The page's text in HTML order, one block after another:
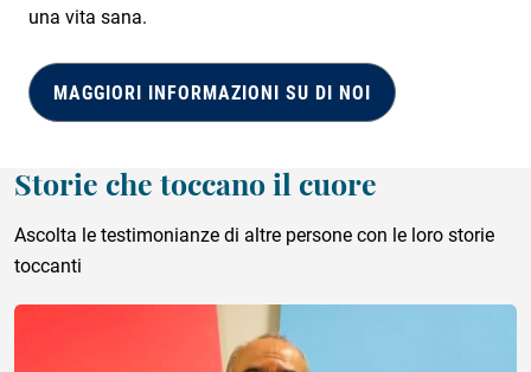
una vita sana.
MAGGIORI INFORMAZIONI SU DI NOI
Storie che toccano il cuore
Ascolta le testimonianze di altre persone con le loro storie
toccanti